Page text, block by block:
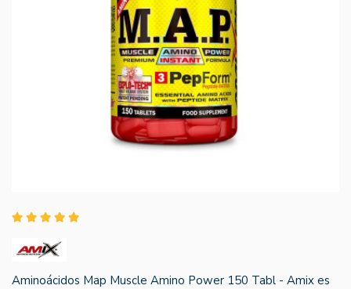
Aminoácidos Map Muscle Amino Power 150 Tabl - Amix es